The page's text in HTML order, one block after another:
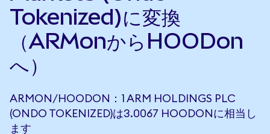
Tokenized)に変換
（ARMonからHOODon
へ）
ARMON/HOODON：1 ARM HOLDINGS PLC
(ONDO TOKENIZED)は3.0067 HOODONに相当し
ます